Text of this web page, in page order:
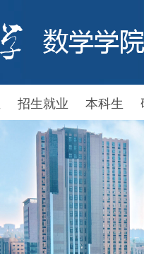
招生就业 本科生